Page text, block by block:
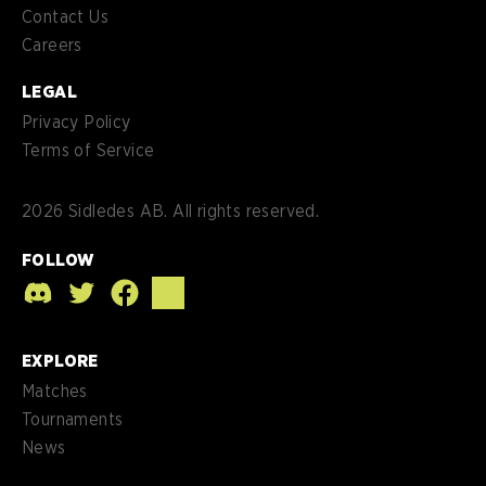
Contact Us
Careers
LEGAL
Privacy Policy
Terms of Service
2026 Sidledes AB. All rights reserved.
FOLLOW
EXPLORE
Matches
Tournaments
News